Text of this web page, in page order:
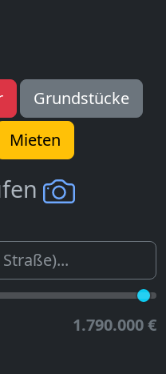
Grundstücke
Mieten
1.790.000 €